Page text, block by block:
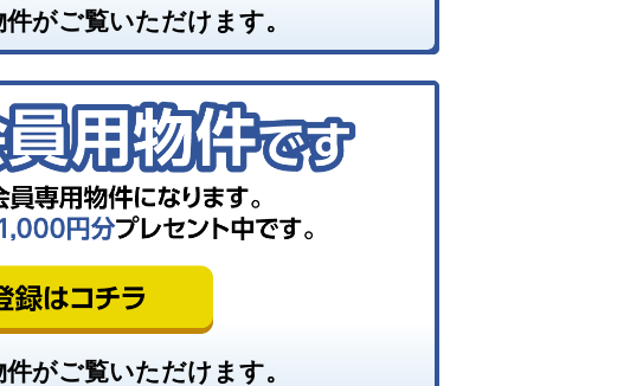
がご覧いただけます。
がご覧いただけます。